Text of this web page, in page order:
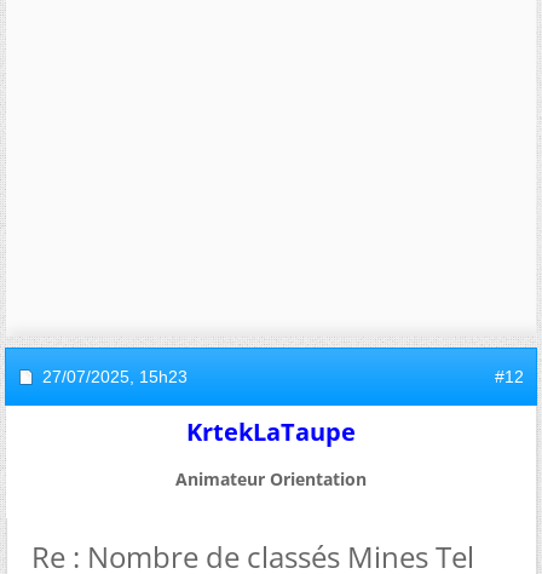
27/07/2025, 15h23 #12
KrtekLaTaupe
Animateur Orientation
Re : Nombre de classés Mines Tel